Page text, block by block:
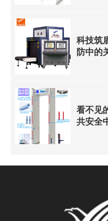
科技筑
防中的
看不见
共安全